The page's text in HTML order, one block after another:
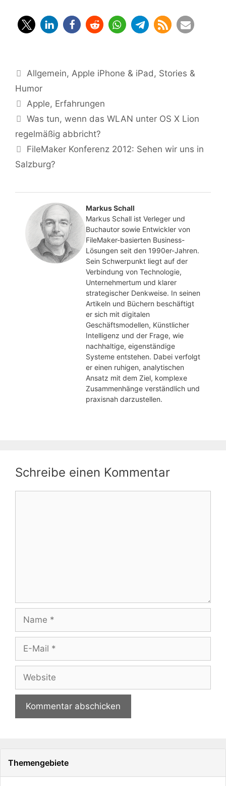
Kategorien
Allgemein,Apple iPhone & iPad, Stories &
Humor
Schlagwörter
Apple, Erfahrungen
Was tun, wenn das WLAN unter OS X Lion
regelmäßig abbricht?
FileMaker Konferenz 2012: Sehen wir uns in
Salzburg?
Markus Schall
Markus Schall ist Verleger und
Buchautor sowie Entwickler von
FileMaker-basierten Business-
Lösungen seit den 1990er-Jahren.
Sein Schwerpunkt liegt auf der
Verbindung von Technologie,
Unternehmertum und klarer
strategischer Denkweise. In seinen
Artikeln und Büchern beschäftigt
er sich mit digitalen
Geschäftsmodellen, Künstlicher
Intelligenz und der Frage, wie
nachhaltige, eigenständige
Systeme entstehen. Dabei verfolgt
er einen ruhigen, analytischen
Ansatz mit dem Ziel, komplexe
Zusammenhänge verständlich und
praxisnah darzustellen.
Schreibe einen Kommentar
Name
Website
Themengebiete